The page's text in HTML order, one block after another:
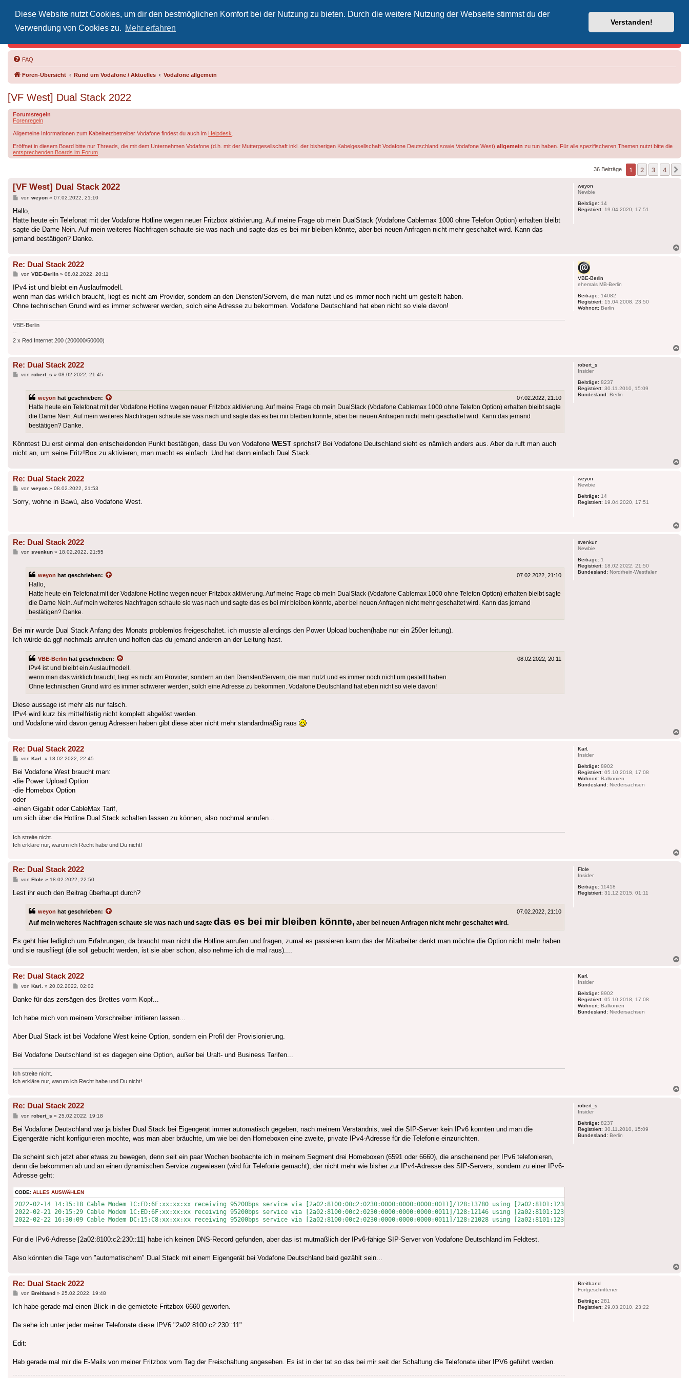
Diese Website nutzt Cookies, um dir den bestmöglichen Komfort bei der Nutzung zu bieten. Durch die weitere Nutzung der Webseite stimmst du der
Verwendung von Cookies zu. Mehr erfahren
Verstanden!
Vodafone-Kabel-Helpdesk
FAQ
Foren-Übersicht Rund um Vodafone / Aktuelles Vodafone allgemein
[VF West] Dual Stack 2022
Forumsregeln
Forenregeln
Allgemeine Informationen zum Kabelnetzbetreiber Vodafone findest du auch im Helpdesk
Eröffnet in diesem Board bitte nur Threads, die mit dem Unternehmen Vodafone (d.h. mit der Muttergesellschaft inkl. der bisherigen Kabelgesellschaft Vodafone Deutschland sowie Vodafone West) allgemein zu tun haben. Für alle spezifischeren Themen nutzt bitte die
entsprechenden Boards im Forum
36 Beiträge 1 2 3 4
weyon
Newbie
Beiträge: 14
Registriert: 19.04.2020, 17:51
[VF West] Dual Stack 2022
Beitrag
von weyon» 07.02.2022, 21:10
Hallo,
Hatte heute ein Telefonat mit der Vodafone Hotline wegen neuer Fritzbox aktivierung. Auf meine Frage ob mein DualStack (Vodafone Cablemax 1000 ohne Telefon Option) erhalten bleibt
sagte die Dame Nein. Auf mein weiteres Nachfragen schaute sie was nach und sagte das es bei mir bleiben könnte, aber bei neuen Anfragen nicht mehr geschaltet wird. Kann das
jemand bestätigen? Danke.
VBE-Berlin
ehemals MB-Berlin
Beiträge: 14082
Registriert: 15.04.2008, 23:50
Wohnort: Berlin
Re: Dual Stack 2022
Beitrag
von VBE-Berlin» 08.02.2022, 20:11
IPv4 ist und bleibt ein Auslaufmodell.
wenn man das wirklich braucht, liegt es nicht am Provider, sondern an den Diensten/Servern, die man nutzt und es immer noch nicht um gestellt haben.
Ohne technischen Grund wird es immer schwerer werden, solch eine Adresse zu bekommen. Vodafone Deutschland hat eben nicht so viele davon!
VBE-Berlin
--
2 x Red Internet 200 (200000/50000)
robert_s
Insider
Beiträge: 8237
Registriert: 30.11.2010, 15:09
Bundesland: Berlin
Re: Dual Stack 2022
Beitrag
von robert_s » 08.02.2022, 21:45
weyon hat geschrieben: 07.02.2022, 21:10
Hatte heute ein Telefonat mit der Vodafone Hotline wegen neuer Fritzbox aktivierung. Auf meine Frage ob mein DualStack (Vodafone Cablemax 1000 ohne Telefon Option) erhalten bleibt sagte
die Dame Nein. Auf mein weiteres Nachfragen schaute sie was nach und sagte das es bei mir bleiben könnte, aber bei neuen Anfragen nicht mehr geschaltet wird. Kann das jemand
bestätigen? Danke.
Könntest Du erst einmal den entscheidenden Punkt bestätigen, dass Du von Vodafone WEST sprichst? Bei Vodafone Deutschland sieht es nämlich anders aus. Aber da ruft man auch
nicht an, um seine Fritz!Box zu aktivieren, man macht es einfach. Und hat dann einfach Dual Stack.
weyon
Newbie
Beiträge: 14
Registriert: 19.04.2020, 17:51
Re: Dual Stack 2022
Beitrag
von weyon» 08.02.2022, 21:53
Sorry, wohne in Bawù, also Vodafone West.
svenkun
Newbie
Beiträge: 1
Registriert: 18.02.2022, 21:50
Bundesland: Nordrhein-Westfalen
Re: Dual Stack 2022
Beitrag
von svenkun» 18.02.2022, 21:55
weyon hat geschrieben: 07.02.2022, 21:10
Hallo,
Hatte heute ein Telefonat mit der Vodafone Hotline wegen neuer Fritzbox aktivierung. Auf meine Frage ob mein DualStack (Vodafone Cablemax 1000 ohne Telefon Option) erhalten bleibt sagte
die Dame Nein. Auf mein weiteres Nachfragen schaute sie was nach und sagte das es bei mir bleiben könnte, aber bei neuen Anfragen nicht mehr geschaltet wird. Kann das jemand
bestätigen? Danke.
Bei mir wurde Dual Stack Anfang des Monats problemlos freigeschaltet. ich musste allerdings den Power Upload buchen(habe nur ein 250er leitung).
Ich würde da ggf nochmals anrufen und hoffen das du jemand anderen an der Leitung hast.
VBE-Berlin hat geschrieben: 08.02.2022, 20:11
IPv4 ist und bleibt ein Auslaufmodell.
wenn man das wirklich braucht, liegt es nicht am Provider, sondern an den Diensten/Servern, die man nutzt und es immer noch nicht um gestellt haben.
Ohne technischen Grund wird es immer schwerer werden, solch eine Adresse zu bekommen. Vodafone Deutschland hat eben nicht so viele davon!
Diese aussage ist mehr als nur falsch.
IPv4 wird kurz bis mittelfristig nicht komplett abgelöst werden.
und Vodafone wird davon genug Adressen haben gibt diese aber nicht mehr standardmäßig raus
Karl.
Insider
Beiträge: 8902
Registriert: 05.10.2018, 17:08
Wohnort: Balkonien
Bundesland: Niedersachsen
Re: Dual Stack 2022
Beitrag
von Karl. » 18.02.2022, 22:45
Bei Vodafone West braucht man:
-die Power Upload Option
-die Homebox Option
oder
-einen Gigabit oder CableMax Tarif,
um sich über die Hotline Dual Stack schalten lassen zu können, also nochmal anrufen...
Ich streite nicht.
Ich erkläre nur, warum ich Recht habe und Du nicht!
Flole
Insider
Beiträge: 11418
Registriert: 31.12.2015, 01:11
Re: Dual Stack 2022
Beitrag
von Flole» 18.02.2022, 22:50
Lest ihr euch den Beitrag überhaupt durch?
weyon hat geschrieben: 07.02.2022, 21:10
Auf mein weiteres Nachfragen schaute sie was nach und sagte das es bei mir bleiben könnte, aber bei neuen Anfragen nicht mehr geschaltet wird.
Es geht hier lediglich um Erfahrungen, da braucht man nicht die Hotline anrufen und fragen, zumal es passieren kann das der Mitarbeiter denkt man möchte die Option nicht mehr haben
und sie rausfliegt (die soll gebucht werden, ist sie aber schon, also nehme ich die mal raus)....
Karl.
Insider
Beiträge: 8902
Registriert: 05.10.2018, 17:08
Wohnort: Balkonien
Bundesland: Niedersachsen
Re: Dual Stack 2022
Beitrag
von Karl. » 20.02.2022, 02:02
Danke für das zersägen des Brettes vorm Kopf...
Ich habe mich von meinem Vorschreiber irritieren lassen...
Aber Dual Stack ist bei Vodafone West keine Option, sondern ein Profil der Provisionierung.
Bei Vodafone Deutschland ist es dagegen eine Option, außer bei Uralt- und Business Tarifen...
Ich streite nicht.
Ich erkläre nur, warum ich Recht habe und Du nicht!
robert_s
Insider
Beiträge: 8237
Registriert: 30.11.2010, 15:09
Bundesland: Berlin
Re: Dual Stack 2022
Beitrag
von robert_s » 25.02.2022, 19:18
Bei Vodafone Deutschland war ja bisher Dual Stack bei Eigengerät immer automatisch gegeben, nach meinem Verständnis, weil die SIP-Server kein IPv6 konnten und man die
Eigengeräte nicht konfigurieren mochte, was man aber bräuchte, um wie bei den Homeboxen eine zweite, private IPv4-Adresse für die Telefonie einzurichten.
Da scheint sich jetzt aber etwas zu bewegen, denn seit ein paar Wochen beobachte ich in meinem Segment drei Homeboxen (6591 oder 6660), die anscheinend per IPv6 telefonieren,
denn die bekommen ab und an einen dynamischen Service zugewiesen (wird für Telefonie gemacht), der nicht mehr wie bisher zur IPv4-Adresse des SIP-Servers, sondern zu einer IPv6-
Adresse geht:
CODE: ALLES AUSWÄHLEN
2022-02-14 14:15:18 Cable Modem 1C:ED:6F:xx:xx:xx receiving 95200bps service via [2a02:8100:00c2:0230:0000:0000:0000:0011]/128:13780 using [2a02:8101:1230:006a:xxxx:xxxx:xxxx:xxxx]/
2022-02-21 20:15:29 Cable Modem 1C:ED:6F:xx:xx:xx receiving 95200bps service via [2a02:8100:00c2:0230:0000:0000:0000:0011]/128:12146 using [2a02:8101:1230:006a:xxxx:xxxx:xxxx:xxxx]/
Für die IPv6-Adresse [2a02:8100:c2:230::11] habe ich keinen DNS-Record gefunden, aber das ist mutmaßlich der IPv6-fähige SIP-Server von Vodafone Deutschland im Feldtest.
Also könnten die Tage von "automatischem" Dual Stack mit einem Eigengerät bei Vodafone Deutschland bald gezählt sein...
Breitband
Fortgeschrittener
Beiträge: 281
Registriert: 29.03.2010, 23:22
Re: Dual Stack 2022
Beitrag
von Breitband» 25.02.2022, 19:48
Ich habe gerade mal einen Blick in die gemietete Fritzbox 6660 geworfen.
Da sehe ich unter jeder meiner Telefonate diese IPV6 "2a02:8100:c2:230::11"
Edit:
Hab gerade mal mir die E-Mails von meiner Fritzbox vom Tag der Freischaltung angesehen. Es ist in der tat so das bei mir seit der Schaltung die Telefonate über IPV6 geführt werden.